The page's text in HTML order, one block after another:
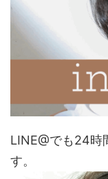
LINE@でも24時
す。